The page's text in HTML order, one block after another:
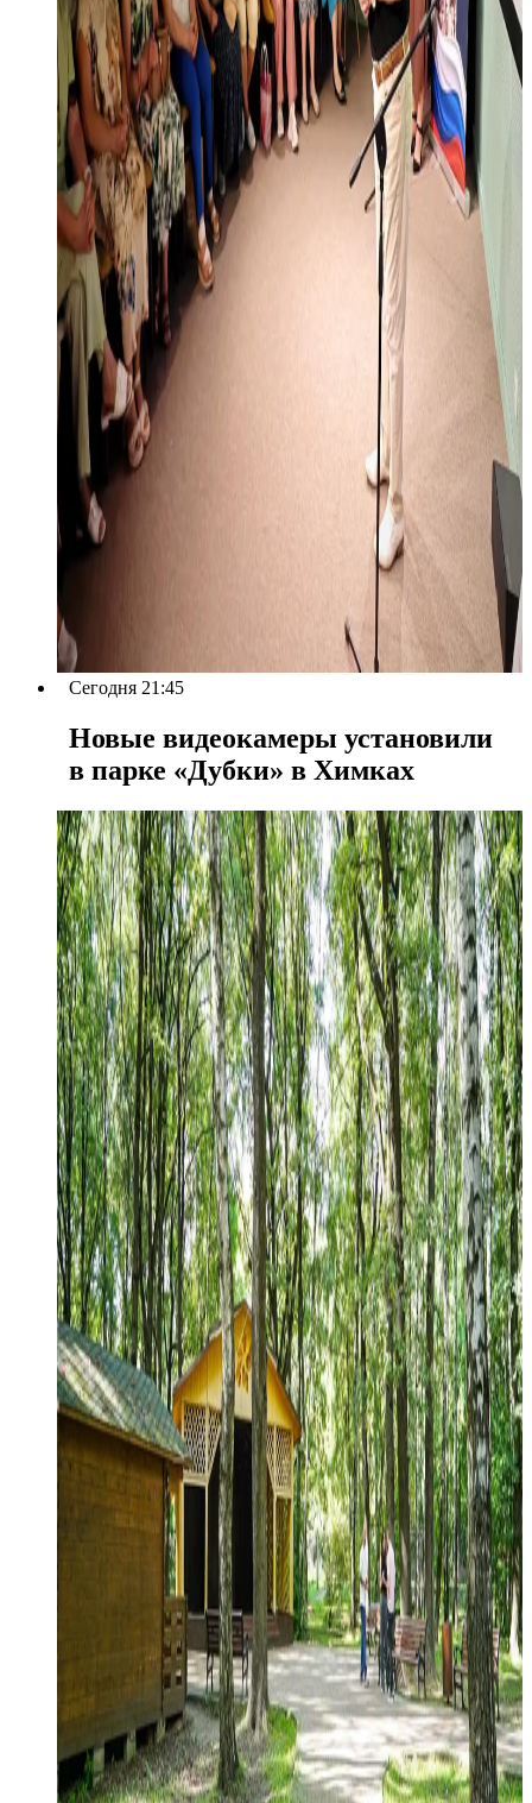
Сегодня 21:45
Новые видеокамеры установили
в парке «Дубки» в Химках